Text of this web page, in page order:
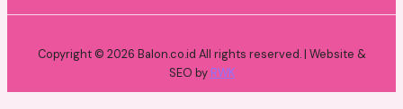
Copyright © 2026 Balon.co.id All rights reserved. | Website &
SEO by RWK